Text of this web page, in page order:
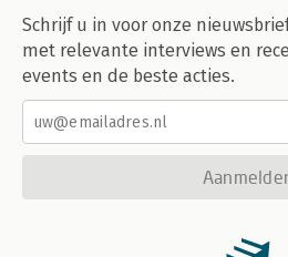
Schrijf u in voor onze
met relevante interviews en
events en de beste acties.